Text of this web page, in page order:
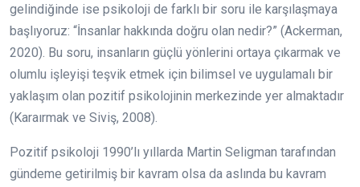
gelindiğinde ise psikoloji de farklı bir soru ile karşılaşmaya
başlıyoruz: “İnsanlar hakkında doğru olan nedir?” (Ackerman,
2020). Bu soru, insanların güçlü yönlerini ortaya çıkarmak ve
olumlu işleyişi teşvik etmek için bilimsel ve uygulamalı bir
yaklaşım olan pozitif psikolojinin merkezinde yer almaktadır
(Karaırmak ve Siviş, 2008).
Pozitif psikoloji 1990’lı yıllarda Martin Seligman tarafından
gündeme getirilmiş bir kavram olsa da aslında bu kavram